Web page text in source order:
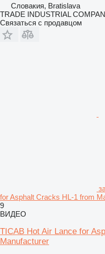
Словакия, Bratislava
TRADE INDUSTRIAL
Связаться с продавцом
for Asphalt Cracks HL-1 from
9
ВИДЕО
TICAB Hot Air Lance for
Manufacturer